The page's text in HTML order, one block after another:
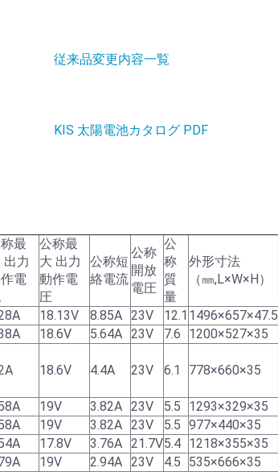
従来品変更内容一覧
KIS 太陽電池カタログ PDF
最
出力
電
公称最
大 出力
動作電
圧
公称短
絡電流
公称
開放
電圧
公
称
質
量
外形寸法
（㎜,L×W×H）
18.13V 8.85A 23V 12.1 1496×657×47.5
18.6V 5.64A 23V 7.6 1200×527×35
18.6V 4.4A 23V 6.1 778×660×35
19V 3.82A 23V 5.5 1293×329×35
19V 3.82A 23V 5.5 977×440×35
17.8V 3.76A 21.7V5.4 1218×355×35
19V 2.94A 23V 4.5 535×666×35